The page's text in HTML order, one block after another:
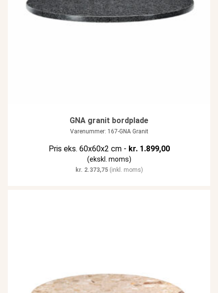
GNA granit bordplade
Varenummer: 167-GNA Granit
Pris eks. 60x60x2 cm - kr.1.899,00
(ekskl. moms)
kr. 2.373,75(inkl. moms)